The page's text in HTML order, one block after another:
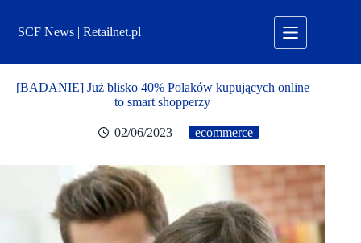
treściSCF News | Retailnet.pl
[BADANIE] Już blisko 40% Polaków kupujących online
to smart shopperzy
02/06/2023 ecommerce